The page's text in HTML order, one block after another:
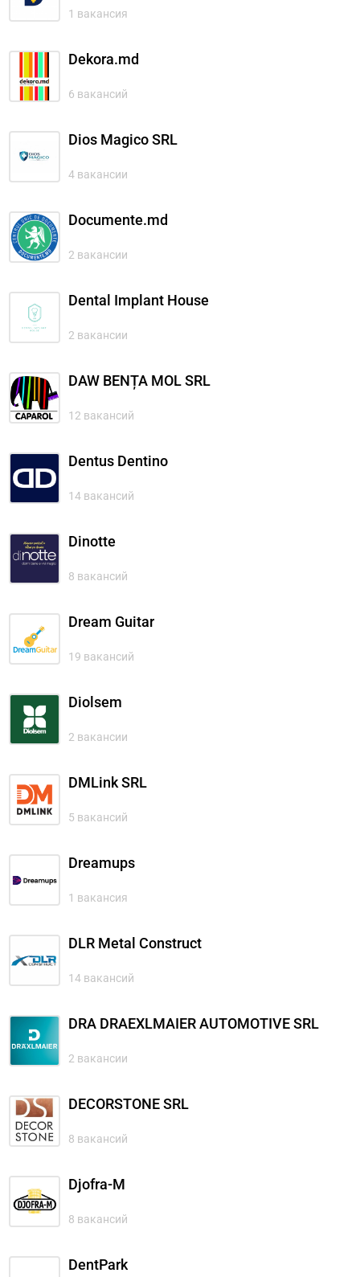
1 вакансия
Dekora.md
6 вакансий
Dios Magico SRL
4 вакансии
Documente.md
2 вакансии
Dental Implant House
2 вакансии
DAW BENȚA MOL SRL
12 вакансий
Dentus Dentino
14 вакансий
Dinotte
8 вакансий
Dream Guitar
19 вакансий
Diolsem
2 вакансии
DMLink SRL
5 вакансий
Dreamups
1 вакансия
DLR Metal Construct
14 вакансий
DRA DRAEXLMAIER AUTOMOTIVE SRL
2 вакансии
DECORSTONE SRL
8 вакансий
Djofra-M
8 вакансий
DentPark